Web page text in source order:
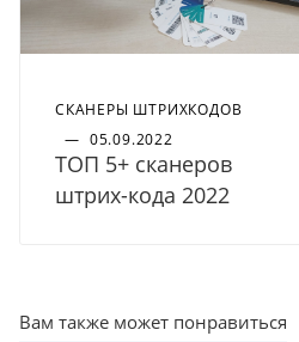
СКАНЕРЫ ШТРИХКОДОВ
— 05.09.2022
ТОП 5+ сканеров
штрих-кода 2022
Вам также может понравиться